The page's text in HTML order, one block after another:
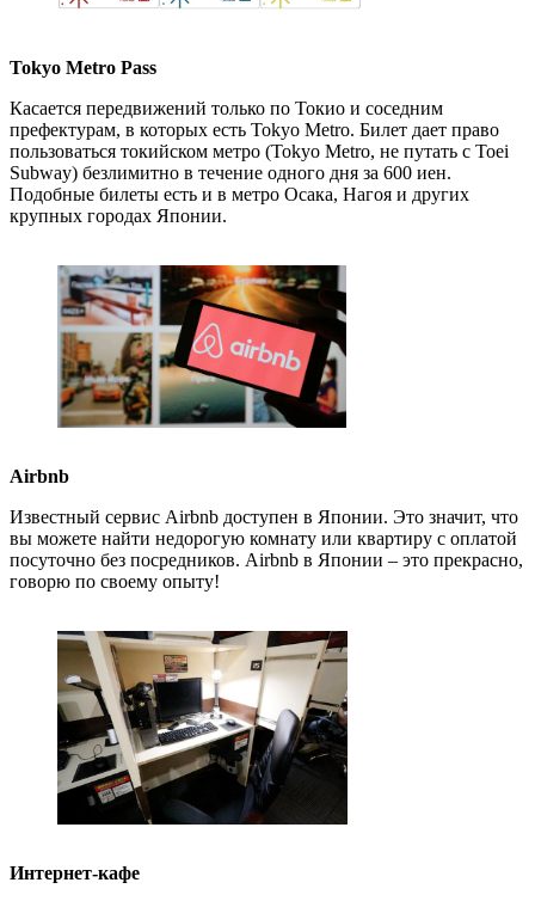
Tokyo Metro Pass
Касается передвижений только по Токио и соседним
префектурам, в которых есть Tokyo Metro. Билет дает право
пользоваться токийском метро (Tokyo Metro, не путать с Toei
Subway) безлимитно в течение одного дня за 600 иен.
Подобные билеты есть и в метро Осака, Нагоя и других
крупных городах Японии.
Airbnb
Известный сервис Airbnb доступен в Японии. Это значит, что
вы можете найти недорогую комнату или квартиру с оплатой
посуточно без посредников. Airbnb в Японии – это прекрасно,
говорю по своему опыту!
Интернет-кафе